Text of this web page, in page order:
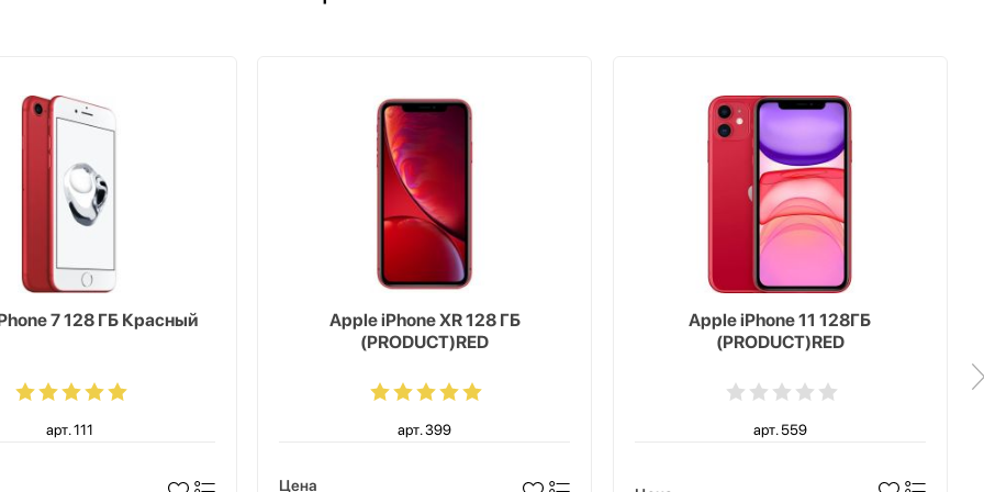
7 128 ГБ Красный
арт. 111
Apple iPhone XR 128 ГБ
(PRODUCT)RED
арт. 399
Цена
Apple iPhone 11 128ГБ
(PRODUCT)RED
арт. 559